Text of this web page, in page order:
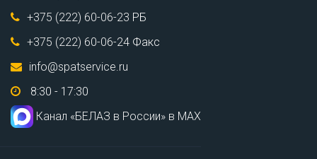
+375 (222) 60-06-23 РБ
+375 (222) 60-06-24 Факс
info@spatservice.ru
8:30 - 17:30
Канал «БЕЛАЗ в России» в МАХ